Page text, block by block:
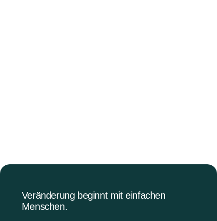
Veränderung beginnt mit einfachen
Menschen.